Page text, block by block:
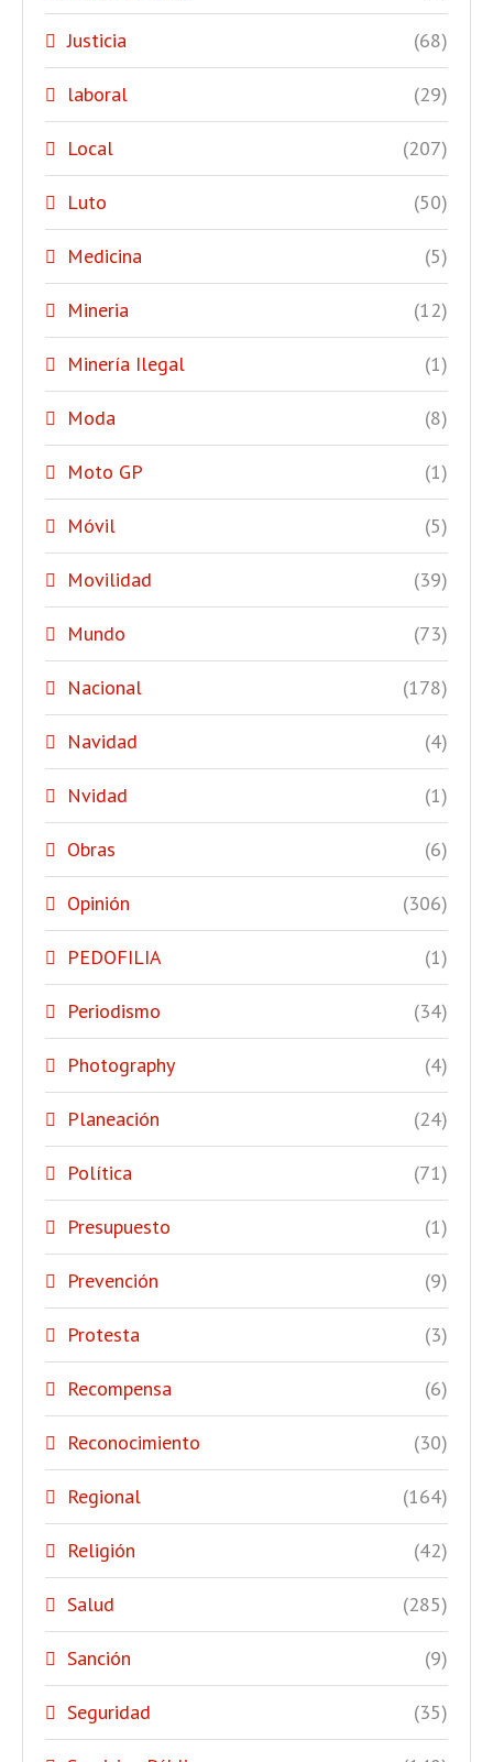
Justicia (68)
laboral (29)
Local (207)
Luto (50)
Medicina (5)
Mineria (12)
Minería Ilegal (1)
Moda (8)
Moto GP (1)
Móvil (5)
Movilidad (39)
Mundo (73)
Nacional (178)
Navidad (4)
Nvidad (1)
Obras (6)
Opinión (306)
PEDOFILIA (1)
Periodismo (34)
Photography (4)
Planeación (24)
Política (71)
Presupuesto (1)
Prevención (9)
Protesta (3)
Recompensa (6)
Reconocimiento (30)
Regional (164)
Religión (42)
Salud (285)
Sanción (9)
Seguridad (35)